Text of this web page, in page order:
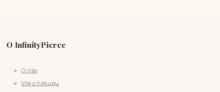
O InfinityPierce
O nás
Vše o nákupu